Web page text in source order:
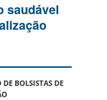
saudável
DE BOLSISTAS DE